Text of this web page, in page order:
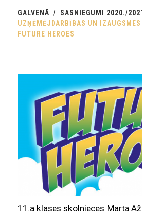
GALVENĀ
SASNIEGUMI 2020./
UZŅĒMĒJDARBĪBAS UN
FUTURE HEROES
11.a klases skolnieces Marta